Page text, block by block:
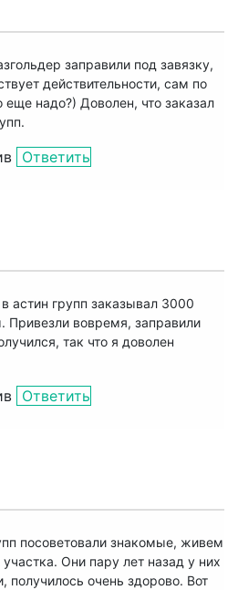
заправили под завязку,
действительности, сам по
еще надо?) Доволен, что заказал
Ответить
астин групп заказывал 3000
Привезли вовремя, заправили
так что я доволен
Ответить
посоветовали знакомые, живем
Они пару лет назад у них
получилось очень здорово. Вот